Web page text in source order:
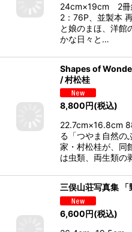
24cm×19cm 2冊
2：76P、並製本
と娘のまほ、洋館
かな日々と…
Shapes of
/ 村松桂
8,800 円(税込)
22.7cm×16.8cm
る「つやま自然の
家・村松桂が、同
は虫類、両生類の
三俣山荘写真集
6,600円(税込)